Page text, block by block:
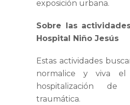
exposición urbana.
Sobre las
Hospital Niño Jesús
Estas actividades
normalice y viva el
hospitalización de
traumática.